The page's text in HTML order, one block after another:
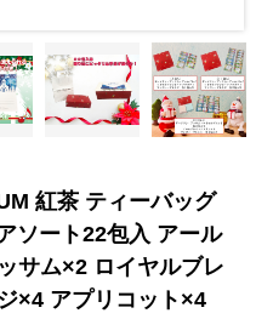
紅茶 ティーバッグ
ソート22包入 アール
サム×2 ロイヤルブレ
×4 アプリコット×4